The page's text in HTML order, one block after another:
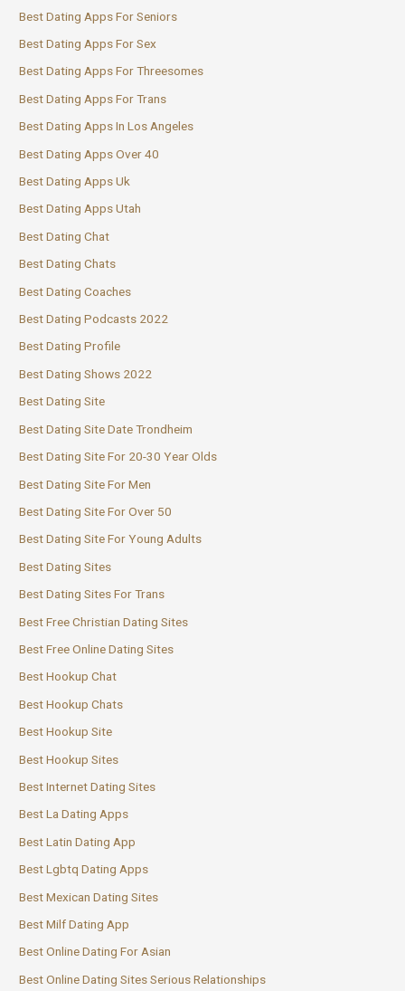
Best Dating Apps For Seniors
Best Dating Apps For Sex
Best Dating Apps For Threesomes
Best Dating Apps For Trans
Best Dating Apps In Los Angeles
Best Dating Apps Over 40
Best Dating Apps Uk
Best Dating Apps Utah
Best Dating Chat
Best Dating Chats
Best Dating Coaches
Best Dating Podcasts 2022
Best Dating Profile
Best Dating Shows 2022
Best Dating Site
Best Dating Site Date Trondheim
Best Dating Site For 20-30 Year Olds
Best Dating Site For Men
Best Dating Site For Over 50
Best Dating Site For Young Adults
Best Dating Sites
Best Dating Sites For Trans
Best Free Christian Dating Sites
Best Free Online Dating Sites
Best Hookup Chat
Best Hookup Chats
Best Hookup Site
Best Hookup Sites
Best Internet Dating Sites
Best La Dating Apps
Best Latin Dating App
Best Lgbtq Dating Apps
Best Mexican Dating Sites
Best Milf Dating App
Best Online Dating For Asian
Best Online Dating Sites Serious Relationships